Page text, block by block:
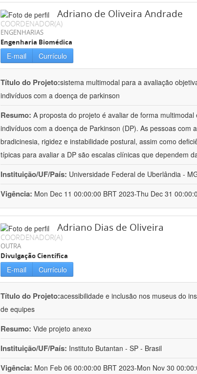
Adriano de Oliveira Andrade
COORDENADOR(A)
ENGENHARIAS
Engenharia Biomédica
E-mail Currículo
Título do Projeto:sistema multimodal para a avaliação
indivíduos com a doença de parkinson
Resumo: A proposta do projeto é avaliar de forma
indivíduos com a doença de Parkinson (DP). As pessoas com
bradicinesia, rigidez e instabilidade postural, assim como
típicas para avaliar a DP são escalas clínicas que dependem
Instituição/UF/País: Universidade Federal de Uberlândia -
Vigência: Mon Dec 11 00:00:00 BRT 2023-Thu Dec 31
Adriano Dias de Oliveira
COORDENADOR(A)
OUTRA
Divulgação Científica
E-mail Currículo
Título do Projeto:acessibilidade e inclusão nos museus do
de equipes
Resumo: Vide projeto anexo
Instituição/UF/País: Instituto Butantan - SP - Brasil
Vigência: Mon Feb 06 00:00:00 BRT 2023-Mon Nov 30